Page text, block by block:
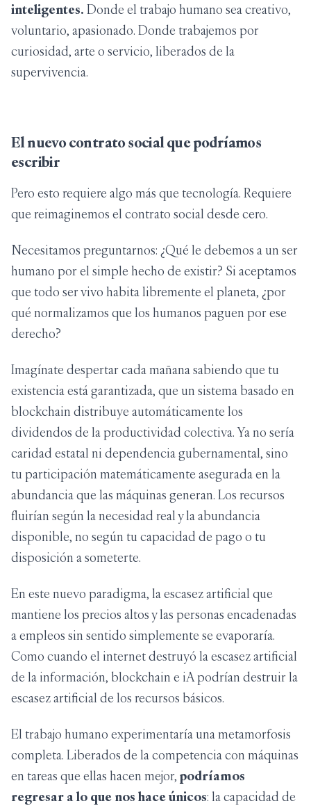
inteligentes. Donde el trabajo humano sea creativo,
voluntario, apasionado. Donde trabajemos por
curiosidad, arte o servicio, liberados de la
supervivencia.
El nuevo contrato social que podríamos
escribir
Pero esto requiere algo más que tecnología. Requiere
que reimaginemos el contrato social desde cero.
Necesitamos preguntarnos: ¿Qué le debemos a un ser
humano por el simple hecho de existir? Si aceptamos
que todo ser vivo habita libremente el planeta, ¿por
qué normalizamos que los humanos paguen por ese
derecho?
Imagínate despertar cada mañana sabiendo que tu
existencia está garantizada, que un sistema basado en
blockchain distribuye automáticamente los
dividendos de la productividad colectiva. Ya no sería
caridad estatal ni dependencia gubernamental, sino
tu participación matemáticamente asegurada en la
abundancia que las máquinas generan. Los recursos
fluirían según la necesidad real y la abundancia
disponible, no según tu capacidad de pago o tu
disposición a someterte.
En este nuevo paradigma, la escasez artificial que
mantiene los precios altos y las personas encadenadas
a empleos sin sentido simplemente se evaporaría.
Como cuando el internet destruyó la escasez artificial
de la información, blockchain e iA podrían destruir la
escasez artificial de los recursos básicos.
El trabajo humano experimentaría una metamorfosis
completa. Liberados de la competencia con máquinas
en tareas que ellas hacen mejor, podríamos
regresar a lo que nos hace únicos: la capacidad de